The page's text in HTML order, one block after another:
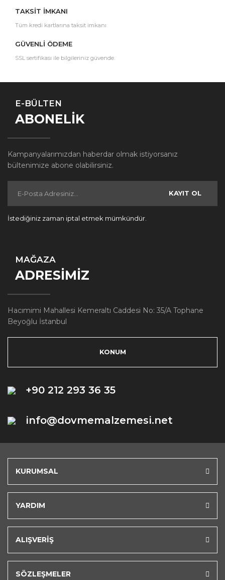
TAKSİT İMKANI
Tüm kredi kartlarına taksit imkanı
GÜVENLİ ÖDEME
SSL sertifikası ile bilgileriniz güvende.
E-BÜLTEN
ABONELİK
Kampanyalarımızdan haberdar olmak istiyorsanız
bültenimize abone olabilirsiniz.
KAYIT OL
İstediğiniz zaman iptal etmek mümkündür.
MAĞAZA
ADRESİMİZ
Hacımimi Mahallesi Kemeraltı Caddesi No: 35/A Tophane
Beyoğlu İstanbul
KONUM
+90 212 293 36 35
info@dovmemalzemesi.net
KURUMSAL
YARDIM
ALIŞVERİŞ
SÖZLEŞMELER